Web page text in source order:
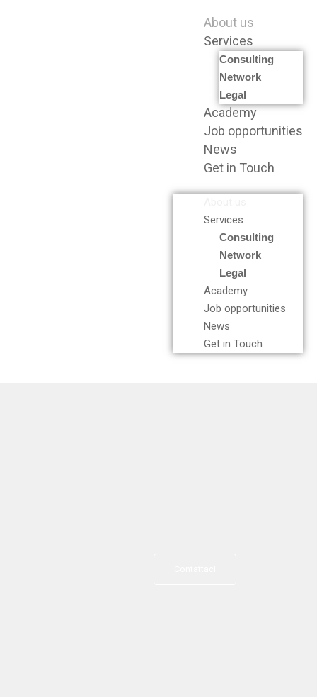
About us
Services
Consulting
Network
Legal
Academy
Job opportunities
News
Get in Touch
Services
Consulting
Network
Legal
Academy
Job opportunities
News
Get in Touch